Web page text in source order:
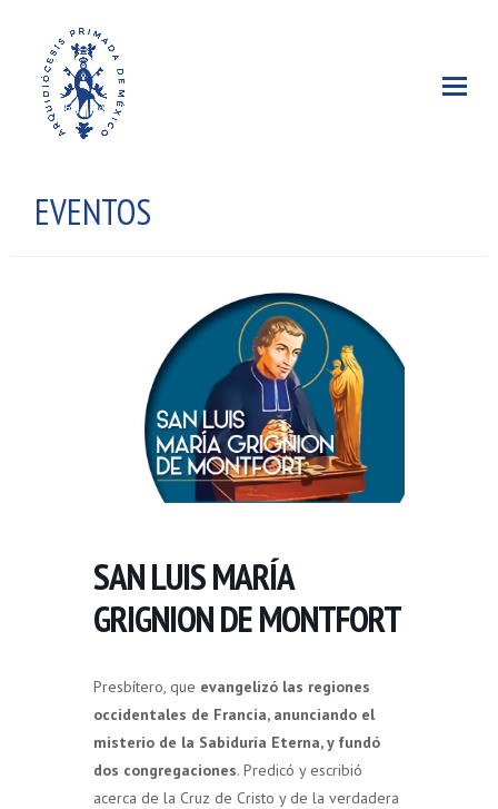
EVENTOS
SAN LUIS MARÍA
GRIGNION DE MONTFORT
Presbítero, que evangelizó las regiones
occidentales de Francia, anunciando el
misterio de la Sabiduría Eterna, y fundó
dos congregaciones. Predicó y escribió
acerca de la Cruz de Cristo y de la verdadera